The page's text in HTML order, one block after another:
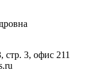
стр. 3, офис 211